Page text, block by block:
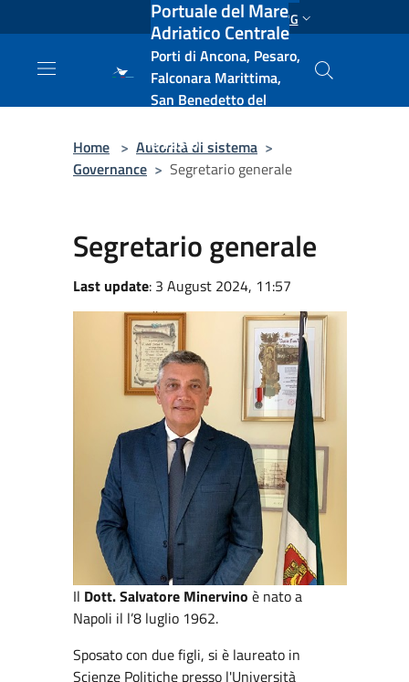
Salta al contenuto principale ENG
Portuale del Mare
Adriatico Centrale
Porti di Ancona, Pesaro,
Falconara Marittima,
San Benedetto del
e Vasto
Home > Autorità di sistema >
Governance > Segretario generale
Segretario generale
Last update: 3 August 2024, 11:57
Il Dott. Salvatore Minervino è nato a
Napoli il l’8 luglio 1962.
Sposato con due figli, si è laureato in
Scienze Politiche presso l'Università